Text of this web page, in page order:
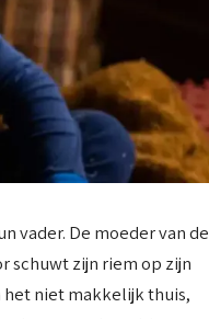
vader. De moeder van de
schuwt zijn riem op zijn
het niet makkelijk thuis,